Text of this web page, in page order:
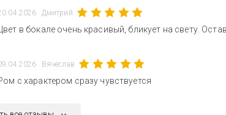
Дмитрий
в бокале очень красивый, бликует на свету.
Вячеслав
с характером сразу чувствуется